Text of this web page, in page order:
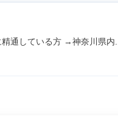
通している方 →神奈川県内...